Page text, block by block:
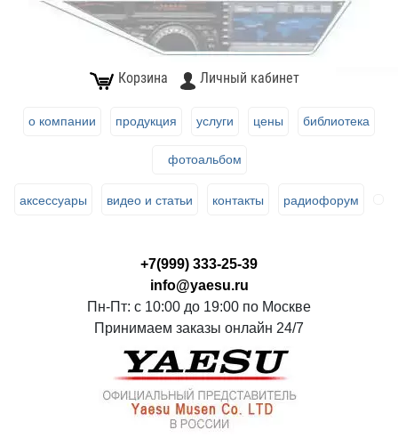
Корзина Личный кабинет
о компании продукция услуги цены библиотека
фотоальбом
аксессуары видео и статьи контакты радиофорум
+7(999) 333-25-39
info@yaesu.ru
Пн-Пт: с 10:00 до 19:00 по Москве
Принимаем заказы онлайн 24/7